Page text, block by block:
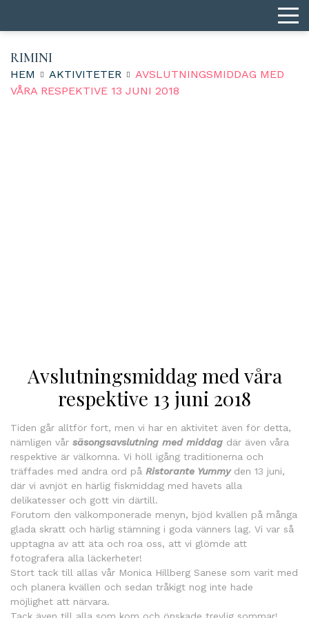
RIMINI
HEM AKTIVITETER
AVSLUTNINGSMIDDAG MED
VÅRA RESPEKTIVE 13 JUNI 2018
Avslutningsmiddag med våra
respektive 13 juni 2018
Tiden går alltför fort, men vi har en aktivitet även för detta,
nämligen vår säsongsavslutning med middag där även våra
respektive är välkomna. Vi höll igång traditionerna och
träffades med andra ord på Ristorante Yummy den 13 juni,
där vi avnjöt en härlig fiskmiddag med havets alla
delikatesser och gott vin därtill.
Förutom den välkomponerade menyn, bjöd kvällen på många
glada skratt och härlig stämning i goda vänners lag. Vi var så
upptagna av att äta och roa oss, att vi glömde att
fotografera alla läckerheter!
Stort tack till allas vår Monica Hillberg Sanese som varit med
och planera kvällen och sedan tråkigt nog inte hade
möjlighet att närvara.
Tack även till alla som kom och önskade trevlig sommar!